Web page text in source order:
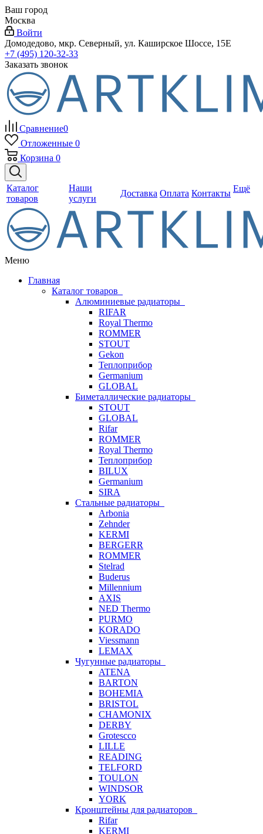
Ваш город
Москва
Войти
Домодедово, мкр. Северный, ул. Каширское Шоссе, 15Е
+7 (495) 120-32-33
Заказать звонок
Сравнение0
Отложенные 0
Корзина 0
Каталог
товаров
Наши
услуги
Доставка Оплата Контакты Ещё
Меню
Главная
Каталог товаров
Алюминиевые радиаторы
RIFAR
Royal Thermo
ROMMER
STOUT
Gekon
Теплоприбор
Germanium
GLOBAL
Биметаллические радиаторы
STOUT
GLOBAL
Rifar
ROMMER
Royal Thermo
Теплоприбор
BILUX
Germanium
SIRA
Стальные радиаторы
Arbonia
Zehnder
KERMI
BERGERR
ROMMER
Stelrad
Buderus
Millennium
AXIS
NED Thermo
PURMO
KORADO
Viessmann
LEMAX
Чугунные радиаторы
ATENA
BARTON
BOHEMIA
BRISTOL
CHAMONIX
DERBY
Grotescco
LILLE
READING
TELFORD
TOULON
WINDSOR
YORK
Кронштейны для радиаторов
Rifar
KERMI